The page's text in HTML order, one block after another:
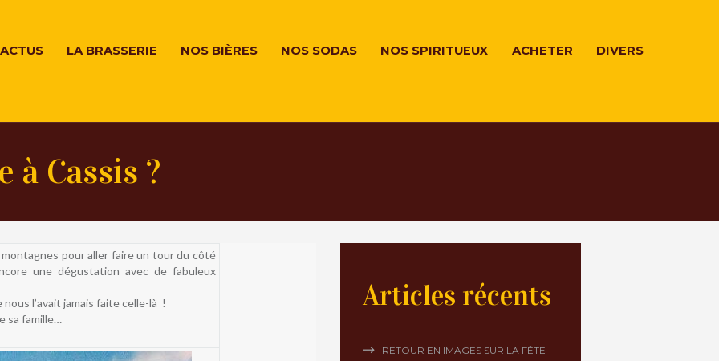
ACTUS LA BRASSERIE NOS BIÈRES NOS SODAS NOS SPIRITUEUX ACHETER DIVERS
à Cassis ?
pour aller faire un tour du côté
une dégustation avec de fabuleux
nous l’avait jamais faite celle-là !
sa famille…
Articles récents
RETOUR EN IMAGES SUR LA FÊTE